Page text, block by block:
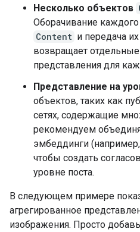
Несколько объектов
Оборачивание
Content и передача
возвращает
представления для
Представление на
объектов, таких как
сетях, содержащие
рекомендуем
эмбеддинги
чтобы создать
уровне поста.
В следующем примере
агрегированное
изображения. Просто